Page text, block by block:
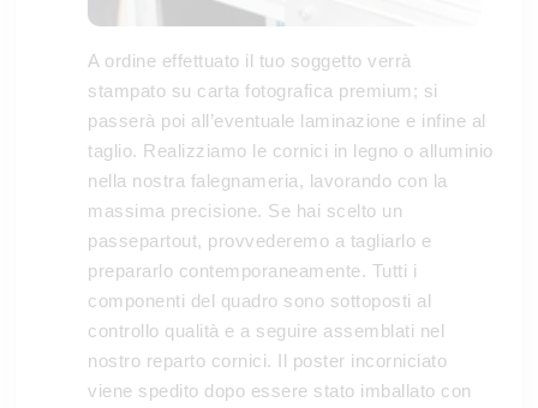
A ordine effettuato il tuo soggetto verrà
stampato su carta fotografica premium; si
passerà poi all’eventuale laminazione e infine al
taglio. Realizziamo le cornici in legno o alluminio
nella nostra falegnameria, lavorando con la
massima precisione. Se hai scelto un
passepartout, provvederemo a tagliarlo e
prepararlo contemporaneamente. Tutti i
componenti del quadro sono sottoposti al
controllo qualità e a seguire assemblati nel
nostro reparto cornici. Il poster incorniciato
viene spedito dopo essere stato imballato con